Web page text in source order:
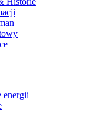
energii